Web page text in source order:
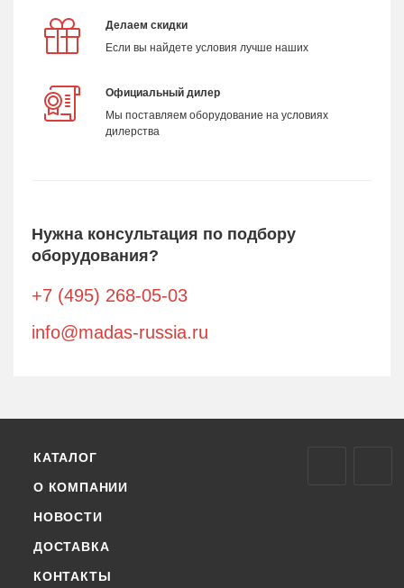
Делаем скидки
Если вы найдете условия лучше наших
Официальный дилер
Мы поставляем оборудование на условиях
дилерства
Нужна консультация по подбору
оборудования?
+7 (495) 268-05-03
info@madas-russia.ru
КАТАЛОГ
О КОМПАНИИ
НОВОСТИ
ДОСТАВКА
КОНТАКТЫ